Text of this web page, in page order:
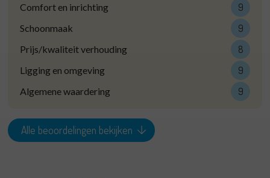
Comfort en inrichting 9
Schoonmaak 9
Prijs/kwaliteit verhouding 8
Ligging en omgeving 9
Algemene waardering 9
Alle beoordelingen bekijken